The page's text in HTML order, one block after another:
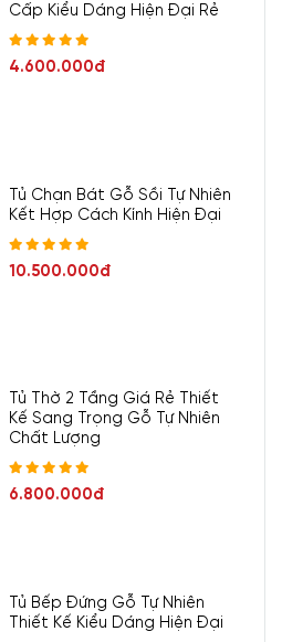
Cấp Kiểu Dáng Hiện Đại Rẻ
4.600.000đ
Tủ Chạn Bát Gỗ Sồi Tự Nhiên
Kết Hợp Cách Kính Hiện Đại
10.500.000đ
Tủ Thờ 2 Tầng Giá Rẻ Thiết
Kế Sang Trọng Gỗ Tự Nhiên
Chất Lượng
6.800.000đ
Tủ Bếp Đứng Gỗ Tự Nhiên
Thiết Kế Kiểu Dáng Hiện Đại